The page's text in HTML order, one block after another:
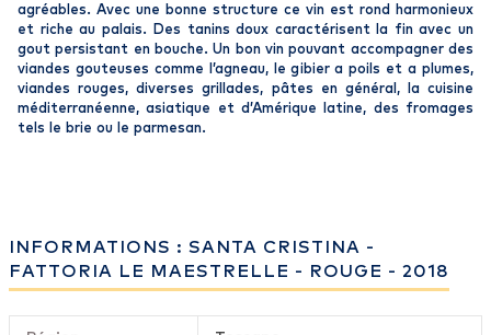
agréables. Avec une bonne structure ce vin est rond harmonieux
et riche au palais. Des tanins doux caractérisent la fin avec un
gout persistant en bouche. Un bon vin pouvant accompagner des
viandes gouteuses comme l’agneau, le gibier a poils et a plumes,
viandes rouges, diverses grillades, pâtes en général, la cuisine
méditerranéenne, asiatique et d’Amérique latine, des fromages
tels le brie ou le parmesan.
INFORMATIONS : SANTA CRISTINA -
FATTORIA LE MAESTRELLE - ROUGE - 2018